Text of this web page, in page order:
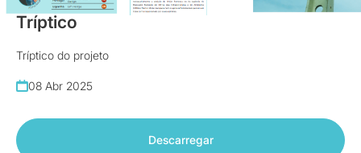
Tríptico
Tríptico do projeto
08 Abr 2025
Descarregar